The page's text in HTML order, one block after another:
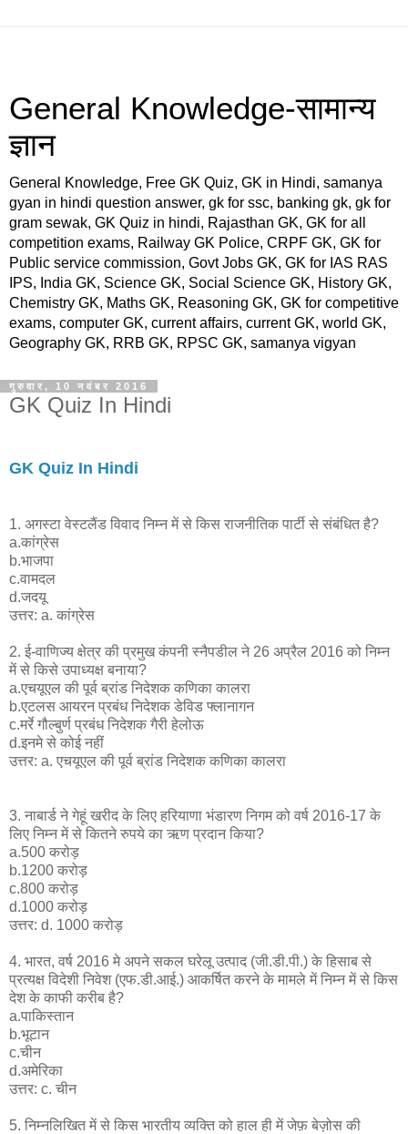
General Knowledge-सामान्य
ज्ञान
General Knowledge, Free GK Quiz, GK in Hindi, samanya
gyan in hindi question answer, gk for ssc, banking gk, gk for
gram sewak, GK Quiz in hindi, Rajasthan GK, GK for all
competition exams, Railway GK Police, CRPF GK, GK for
Public service commission, Govt Jobs GK, GK for IAS RAS
IPS, India GK, Science GK, Social Science GK, History GK,
Chemistry GK, Maths GK, Reasoning GK, GK for competitive
exams, computer GK, current affairs, current GK, world GK,
Geography GK, RRB GK, RPSC GK, samanya vigyan
गुरुवार, 10 नवंबर 2016
GK Quiz In Hindi
GK Quiz In Hindi
1. अगस्टा वेस्टलैंड विवाद निम्न में से किस राजनीतिक पार्टी से संबंधित है?
a.कांग्रेस
b.भाजपा
c.वामदल
d.जदयू
उत्तर: a. कांग्रेस
2. ई-वाणिज्य क्षेत्र की प्रमुख कंपनी स्नैपडील ने 26 अप्रैल 2016 को निम्न
में से किसे उपाध्यक्ष बनाया?
a.एचयूएल की पूर्व ब्रांड निदेशक कणिका कालरा
b.एटलस आयरन प्रबंध निदेशक डेविड फ्लानागन
c.मर्रे गौल्बुर्ण प्रबंध निदेशक गैरी हेलोऊ
d.इनमे से कोई नहीं
उत्तर: a. एचयूएल की पूर्व ब्रांड निदेशक कणिका कालरा
3. नाबार्ड ने गेहूं खरीद के लिए हरियाणा भंडारण निगम को वर्ष 2016-17 के
लिए निम्न में से कितने रुपये का ऋण प्रदान किया?
a.500 करोड़
b.1200 करोड़
c.800 करोड़
d.1000 करोड़
उत्तर: d. 1000 करोड़
4. भारत, वर्ष 2016 मे अपने सकल घरेलू उत्पाद (जी.डी.पी.) के हिसाब से
प्रत्यक्ष विदेशी निवेश (एफ.डी.आई.) आकर्षित करने के मामले में निम्न में से किस
देश के काफी करीब है?
a.पाकिस्तान
b.भूटान
c.चीन
d.अमेरिका
उत्तर: c. चीन
5. निम्नलिखित में से किस भारतीय व्यक्ति को हाल ही में जेफ़ बेज़ोस की